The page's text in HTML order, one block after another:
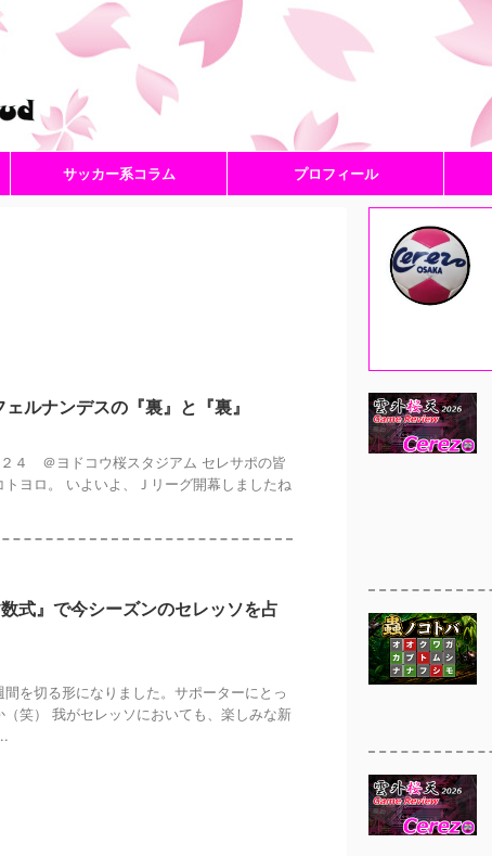
サッカー系コラム プロフィール
ルナンデスの『裏』と『裏』
４ ＠ヨドコウ桜スタジアム セレサポの皆
ヨロ。 いよいよ、Ｊリーグ開幕しましたね
式』で今シーズンのセレッソを占
を切る形になりました。サポーターにとっ
笑） 我がセレッソにおいても、楽しみな新